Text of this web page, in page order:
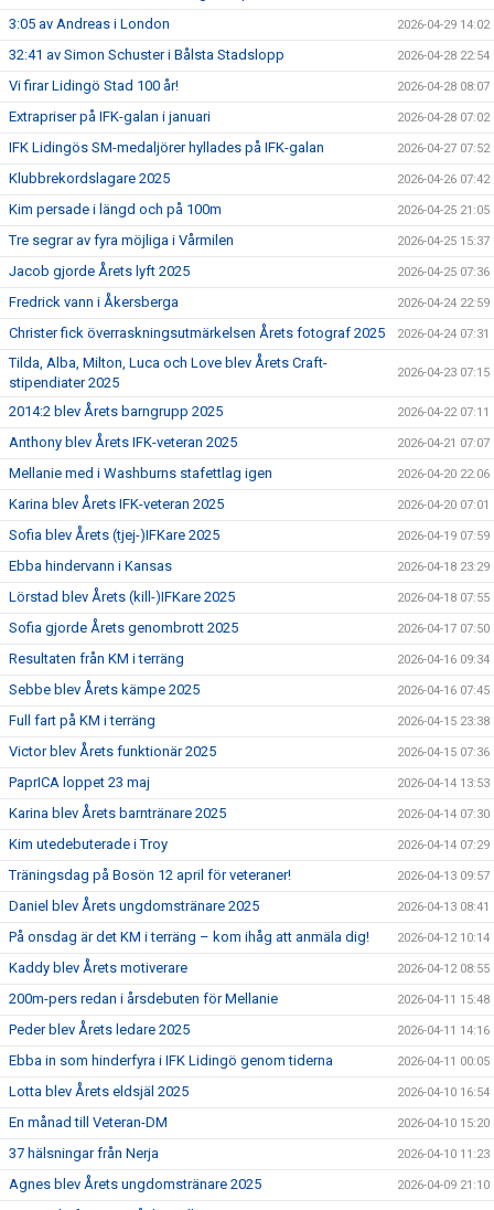
3:05 av Andreas i London 2026-04-29 14:02
32:41 av Simon Schuster i Bålsta Stadslopp 2026-04-28 22:54
Vi firar Lidingö Stad 100 år! 2026-04-28 08:07
Extrapriser på IFK-galan i januari 2026-04-28 07:02
IFK Lidingös SM-medaljörer hyllades på IFK-galan 2026-04-27 07:52
Klubbrekordslagare 2025 2026-04-26 07:42
Kim persade i längd och på 100m 2026-04-25 21:05
Tre segrar av fyra möjliga i Vårmilen 2026-04-25 15:37
Jacob gjorde Årets lyft 2025 2026-04-25 07:36
Fredrick vann i Åkersberga 2026-04-24 22:59
Christer fick överraskningsutmärkelsen Årets fotograf 2025 2026-04-24 07:31
Tilda, Alba, Milton, Luca och Love blev Årets Craft-
stipendiater 2025
2026-04-23 07:15
2014:2 blev Årets barngrupp 2025 2026-04-22 07:11
Anthony blev Årets IFK-veteran 2025 2026-04-21 07:07
Mellanie med i Washburns stafettlag igen 2026-04-20 22:06
Karina blev Årets IFK-veteran 2025 2026-04-20 07:01
Sofia blev Årets (tjej-)IFKare 2025 2026-04-19 07:59
Ebba hindervann i Kansas 2026-04-18 23:29
Lörstad blev Årets (kill-)IFKare 2025 2026-04-18 07:55
Sofia gjorde Årets genombrott 2025 2026-04-17 07:50
Resultaten från KM i terräng 2026-04-16 09:34
Sebbe blev Årets kämpe 2025 2026-04-16 07:45
Full fart på KM i terräng 2026-04-15 23:38
Victor blev Årets funktionär 2025 2026-04-15 07:36
PaprICA loppet 23 maj 2026-04-14 13:53
Karina blev Årets barntränare 2025 2026-04-14 07:30
Kim utedebuterade i Troy 2026-04-14 07:29
Träningsdag på Bosön 12 april för veteraner! 2026-04-13 09:57
Daniel blev Årets ungdomstränare 2025 2026-04-13 08:41
På onsdag är det KM i terräng – kom ihåg att anmäla dig! 2026-04-12 10:14
Kaddy blev Årets motiverare 2026-04-12 08:55
200m-pers redan i årsdebuten för Mellanie 2026-04-11 15:48
Peder blev Årets ledare 2025 2026-04-11 14:16
Ebba in som hinderfyra i IFK Lidingö genom tiderna 2026-04-11 00:05
Lotta blev Årets eldsjäl 2025 2026-04-10 16:54
En månad till Veteran-DM 2026-04-10 15:20
37 hälsningar från Nerja 2026-04-10 11:23
Agnes blev Årets ungdomstränare 2025 2026-04-09 21:10